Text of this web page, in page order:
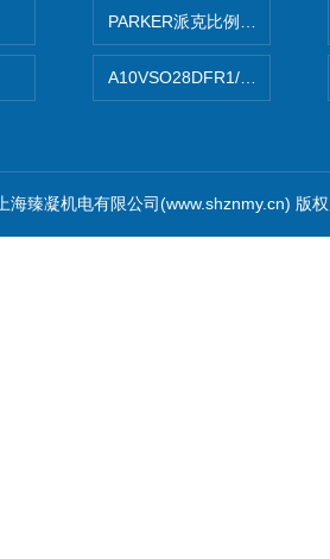
PARKER派克比例阀 柱塞泵
A10VSO28DFR1/
海臻凝机电有限公司(www.shznmy.cn) 版